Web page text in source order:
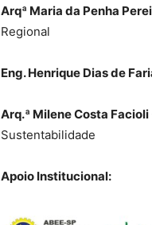
Arqª Maria da Penha
Regional
Eng. Henrique Dias de
Arq.ª Milene Costa Facioli
Sustentabilidade
Apoio Institucional: